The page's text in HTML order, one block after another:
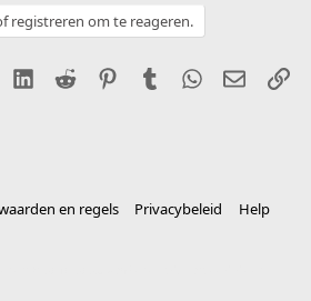
registreren om te reageren.
LinkedIn
Reddit PinterestTumblr WhatsApp
E-mail
en regels Privacybeleid
Help